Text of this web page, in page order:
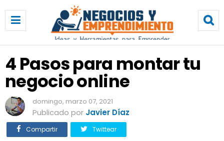
P
a
s
s
p
a
r
a
m
o
4 Pasos para montar tu
negocio online
domingo, marzo 07, 2021
Publicado por Javier Díaz
Compartir Twittear